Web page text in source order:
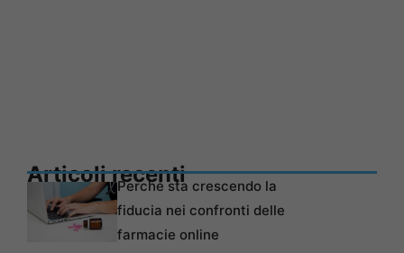
Articoli recentiPerché sta crescendo la
fiducia nei confronti delle
farmacie online